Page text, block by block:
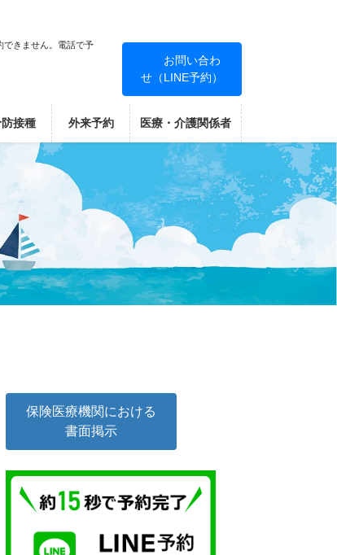
きません。電話で予
お問い合わ
せ（LINE予約）
接種 外来予約 医療・介護関係者
保険医療機関における
書面掲示